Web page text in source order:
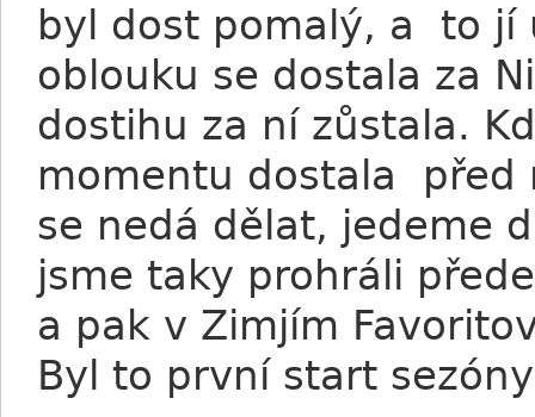
byl dost pomalý, a to jí
oblouku se dostala za
dostihu za ní zůstala.
momentu dostala před
se nedá dělat, jedeme
jsme taky prohráli
a pak v Zimjím
Byl to první start